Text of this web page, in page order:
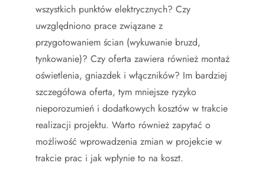
wszystkich punktów elektrycznych? Czy
uwzględniono prace związane z
przygotowaniem ścian (wykuwanie bruzd,
tynkowanie)? Czy oferta zawiera również montaż
oświetlenia, gniazdek i włączników? Im bardziej
szczegółowa oferta, tym mniejsze ryzyko
nieporozumień i dodatkowych kosztów w trakcie
realizacji projektu. Warto również zapytać o
możliwość wprowadzenia zmian w projekcie w
trakcie prac i jak wpłynie to na koszt.